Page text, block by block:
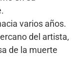
varios años.
del artista,
de la muerte